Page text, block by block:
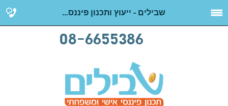
שבילים - ייעוץ ותכנון פיננס...
08-6655386